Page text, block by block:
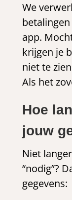
We
app.
krijgen je
niet te
Als het
Hoe
jouw
Niet
“nodig”?
gegevens: